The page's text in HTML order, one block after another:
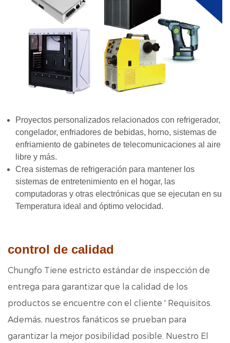
Proyectos personalizados relacionados con refrigerador,
congelador, enfriadores de bebidas, horno, sistemas de
enfriamiento de gabinetes de telecomunicaciones al aire
libre y más.
Crea sistemas de refrigeración para mantener los
sistemas de entretenimiento en el hogar, las
computadoras y otras electrónicas que se ejecutan en su
Temperatura ideal and óptimo velocidad.
control de calidad
Chungfo Tiene estricto estándar de inspección de
entrega para garantizar que la calidad de los
productos se encuentre con el cliente ' Requisitos.
Además, nuestros fanáticos se prueban para
garantizar la mejor posibilidad posible. Nuestro El